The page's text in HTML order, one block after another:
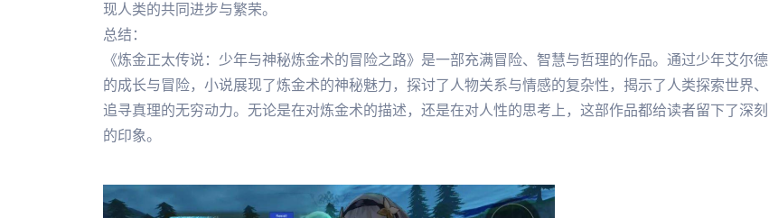
现人类的共同进步与繁荣。
总结：
《炼金正太传说：少年与神秘炼金术的冒险之路》是一部充满冒险、智慧与哲理的作品。通过少年艾尔德
的成长与冒险，小说展现了炼金术的神秘魅力，探讨了人物关系与情感的复杂性，揭示了人类探索世界、
追寻真理的无穷动力。无论是在对炼金术的描述，还是在对人性的思考上，这部作品都给读者留下了深刻
的印象。